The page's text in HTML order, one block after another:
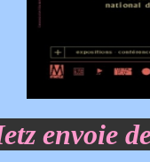
envoie